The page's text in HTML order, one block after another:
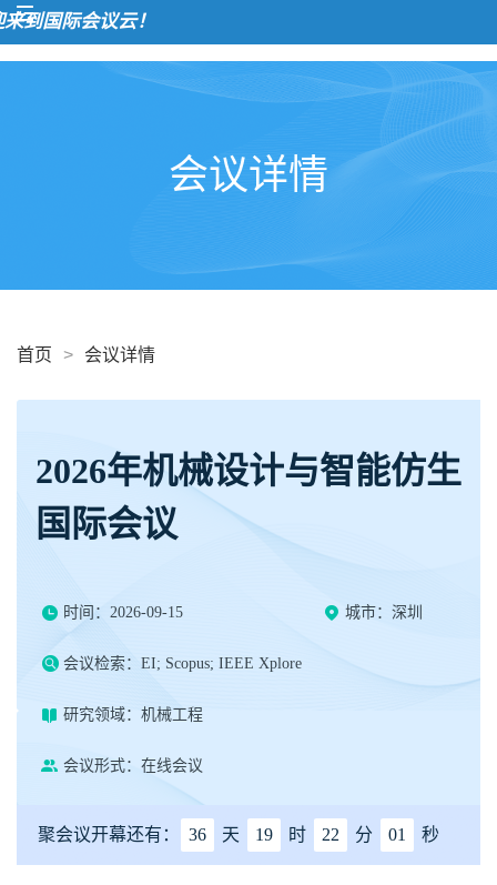
国际会议云！
会议详情
首页 > 会议详情
2026年机械设计与智能仿生
国际会议
时间：2026-09-15 城市：深圳
会议检索：EI; Scopus; IEEE Xplore
研究领域：机械工程
会议形式：在线会议
聚会议开幕还有： 36 天 19 时 22 分 00 秒